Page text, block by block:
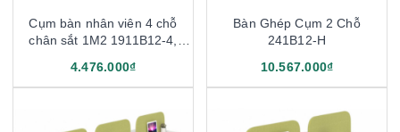
Cụm bàn nhân viên 4 chỗ
chân sắt 1M2 1911B12-4,
4.476.000₫
Bàn Ghép Cụm 2 Chỗ
241B12-H
10.567.000₫